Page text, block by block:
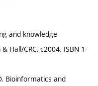
and knowledge
Hall/CRC, c2004. ISBN 1-
Bioinformatics and